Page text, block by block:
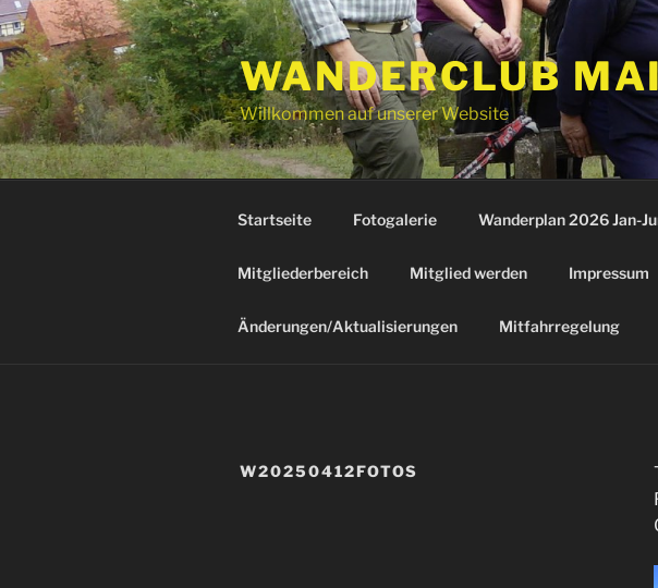
Zum
Inhalt
springen
WANDERCLUB
Willkommen auf unserer Website
Startseite Fotogalerie Wanderplan 2026 Jan-
Mitgliederbereich Mitglied werden Impressum
Änderungen/Aktualisierungen Mitfahrregelung
W20250412FOTOS